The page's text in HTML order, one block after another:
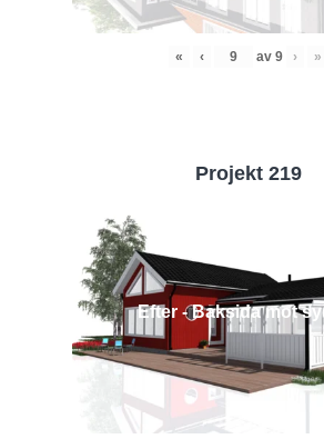
« ‹ av 9 › »
Projekt 219
Efter - Baksida mot